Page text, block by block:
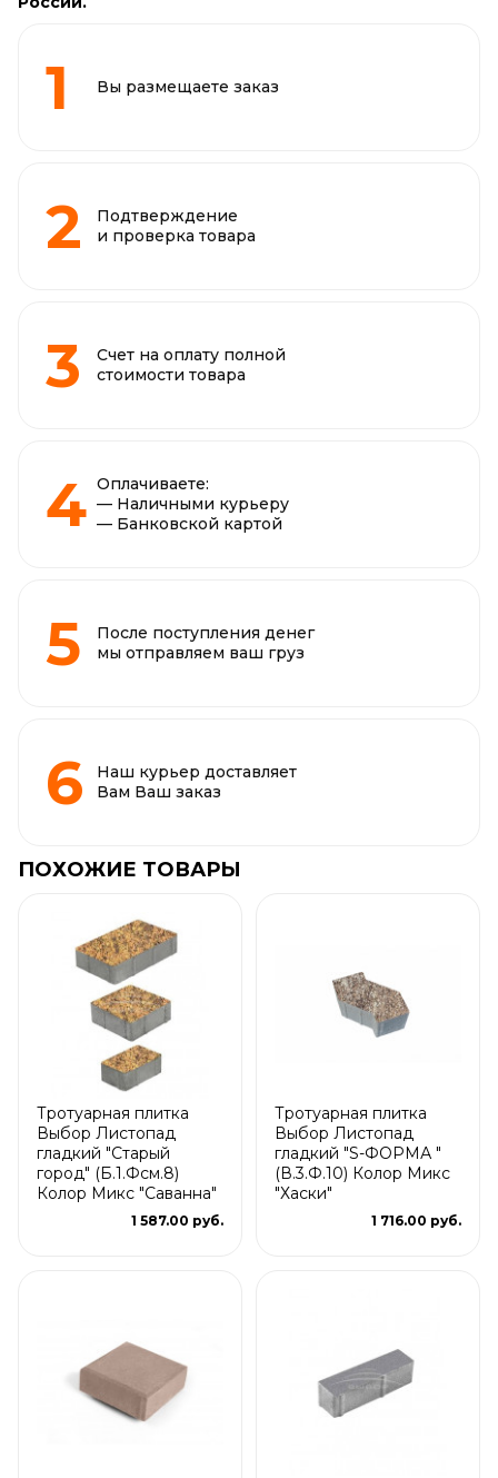
Вы размещаете заказ
Подтверждение
и проверка товара
Счет на оплату полной
стоимости товара
Оплачиваете:
— Наличными курьеру
— Банковской картой
После поступления денег
мы отправляем ваш груз
Наш курьер доставляет
Вам Ваш заказ
ПОХОЖИЕ ТОВАРЫ
Тротуарная плитка
Выбор Листопад
гладкий "Старый
город" (Б.1.Фсм.8)
Колор Микс "Саванна"
1 587.00 руб.
Тротуарная плитка
Выбор Листопад
гладкий "S-ФОРМА "
(В.3.Ф.10) Колор Микс
"Хаски"
1 716.00 руб.